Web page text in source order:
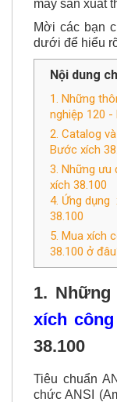
máy sản xuất
Mời các bạn
dưới để hiểu
Nội dung
1. Những
nghiệp 120 -
2. Catalog
Bước xích
3. Những
xích 38.100
4. Ứng
38.100
5. Mua xích
38.100 ở
1.
xích
38.100
Tiêu chuẩn
chức ANSI